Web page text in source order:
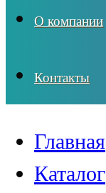
О компании
Контакты
Главная
Каталог